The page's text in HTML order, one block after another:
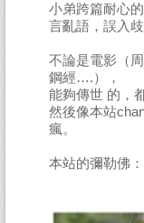
小弟跨篇耐心
言亂語，誤入歧
不論是電影（
鋼經….），
能夠傳世 的，
然後像本站
瘋。
本站的彌勒佛